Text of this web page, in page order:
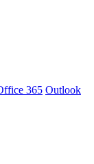
365 Outlook